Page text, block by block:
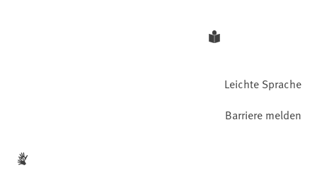
Leichte Sprache
Barriere melden